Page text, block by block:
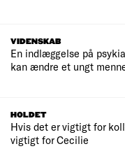
VIDENSKAB
En indlæggelse på
kan ændre et ungt
HOLDET
Hvis det er vigtigt for
vigtigt for Cecilie